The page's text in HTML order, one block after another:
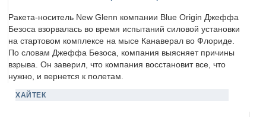
Ракета-носитель New Glenn компании Blue Origin Джеффа
Безоса взорвалась во время испытаний силовой установки
на стартовом комплексе на мысе Канаверал во Флориде.
По словам Джеффа Безоса, компания выясняет причины
взрыва. Он заверил, что компания восстановит все, что
нужно, и вернется к полетам.
ХАЙТЕК